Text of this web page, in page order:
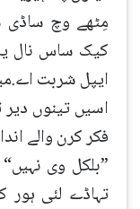
مِٹھے وچ
کیک ساس نال
ایپل شربت
اسیں تینوں
فکر کرن والے
”بلکل وی نہیں“
تہاڈے لئی ہور